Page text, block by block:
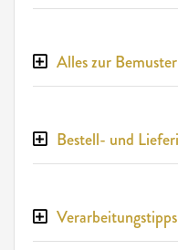
Alles zur
Bestell- und